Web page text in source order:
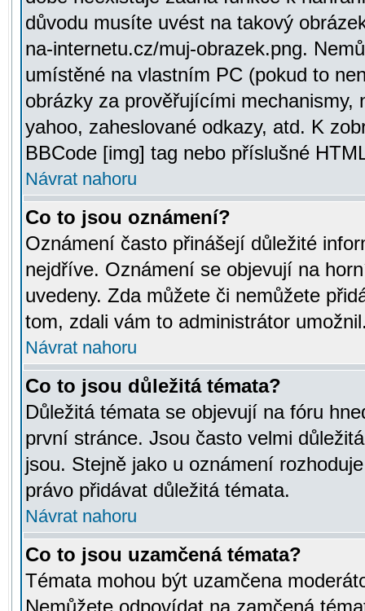
důvodu musíte uvést na takový
na-internetu.cz/muj-obrazek.png.
umístěné na vlastním PC (pokud to
obrázky za prověřujícími mechanismy,
yahoo, zaheslované odkazy, atd. K
BBCode [img] tag nebo příslušné
Návrat nahoru
Co to jsou oznámení?
Oznámení často přinášejí důležité
nejdříve. Oznámení se objevují na
uvedeny. Zda můžete či nemůžete
tom, zdali vám to administrátor
Návrat nahoru
Co to jsou důležitá témata?
Důležitá témata se objevují na fóru
první stránce. Jsou často velmi
jsou. Stejně jako u oznámení
právo přidávat důležitá témata.
Návrat nahoru
Co to jsou uzamčená témata?
Témata mohou být uzamčena
Nemůžete odpovídat na zamčená